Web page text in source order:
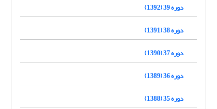
دوره 39 (1392)
دوره 38 (1391)
دوره 37 (1390)
دوره 36 (1389)
دوره 35 (1388)